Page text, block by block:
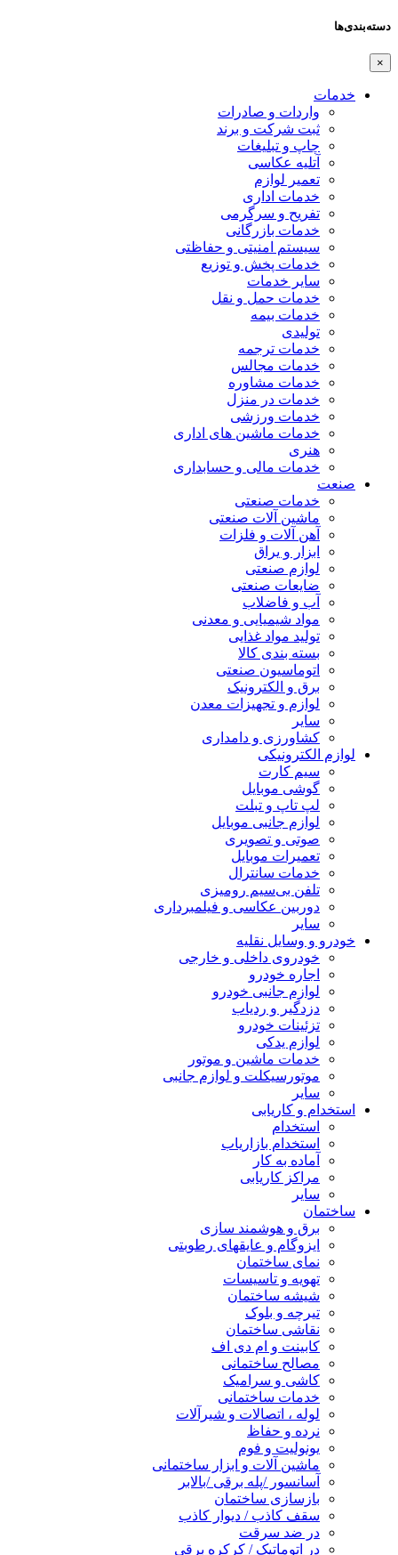
دسته‌بندی‌ها
×
خدمات
واردات و صادرات
ثبت شرکت و برند
چاپ و تبلیغات
آتلیه عکاسی
تعمیر لوازم
خدمات اداری
تفریح و سرگرمی
خدمات بازرگانی
سیستم امنیتی و حفاظتی
خدمات پخش و توزیع
سایر خدمات
خدمات حمل و نقل
خدمات بیمه
تولیدی
خدمات ترجمه
خدمات مجالس
خدمات مشاوره
خدمات در منزل
خدمات ورزشی
خدمات ماشین های اداری
هنری
خدمات مالی و حسابداری
صنعت
خدمات صنعتی
ماشین آلات صنعتی
آهن آلات و فلزات
ابزار و یراق
لوازم صنعتی
ضایعات صنعتی
آب و فاضلاب
مواد شیمیایی و معدنی
تولید مواد غذایی
بسته بندی کالا
اتوماسیون صنعتی
برق و الکترونیک
لوازم و تجهیزات معدن
سایر
کشاورزی و دامداری
لوازم الکترونیکی
سیم کارت
گوشی موبایل
لپ تاپ و تبلت
لوازم جانبی موبایل
صوتی و تصویری
تعمیرات موبایل
خدمات سانترال
تلفن بی‌سیم رومیزی
دوربین عکاسی و فیلمبرداری
سایر
خودرو و وسایل نقلیه
خودروی داخلی و خارجی
اجاره خودرو
لوازم جانبی خودرو
دزدگیر و ردیاب
تزئینات خودرو
لوازم یدکی
خدمات ماشین و موتور
موتورسیکلت و لوازم جانبی
سایر
استخدام و کاریابی
استخدام
استخدام بازاریاب
آماده به کار
مراکز کاریابی
سایر
ساختمان
برق و هوشمند سازی
ایزوگام و عایقهای رطوبتی
نمای ساختمان
تهویه و تاسیسات
شیشه ساختمان
تیرچه و بلوک
نقاشی ساختمان
کابینت و ام دی اف
مصالح ساختمانی
کاشی و سرامیک
خدمات ساختمانی
لوله ، اتصالات و شیرآلات
نرده و حفاظ
یونولیت و فوم
ماشین آلات و ابزار ساختمانی
آسانسور /پله برقی /بالابر
بازسازی ساختمان
سقف کاذب / دیوار کاذب
در ضد سرقت
در اتوماتیک / کرکره برقی